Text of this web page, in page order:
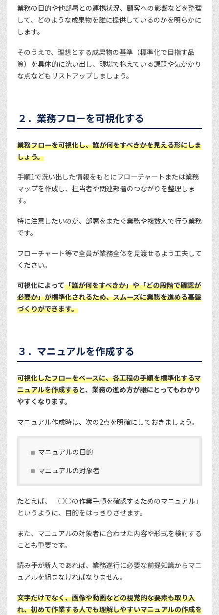
業務の目的や他部署との連携状況、顧客への影響などを整理
して、どのような成果物を誰に提供しているのかを明らかに
します。
そのうえで、理想とする成果物の基準（標準化で目指す品
質）を具体的に洗い出し、現場で抱えている課題や気がかり
な点などもリストアップしましょう。
２．業務フローを可視化する
業務フローを可視化し、誰が何をすべきかを見える形にしま
しょう。
手順1で洗い出した情報をもとにフローチャートまたは業務
マップを作成し、担当者や関連部署のつながりを整理しま
す。
特に注意したいのが、部署をまたぐ業務や複数人で行う業務
です。
フローチャート等で全員が業務全体を見渡せるよう工夫して
ください。
可視化によって「誰が何をすべきか」や「どの段階で確認が
必要か」が標準化されるため、スムーズに業務を進める基盤
づくりができます。
３．マニュアルを作成する
可視化したフローをベースに、各工程の手順を標準化するマ
ニュアルを作成すると、業務の進め方が誰にとってもわかり
やすくなります。
マニュアル作成時は、次の2点を明確にしておきましょう。
マニュアルの目的
マニュアルの対象者
たとえば、「○○の作業手順を確認するためのマニュアル」
というように、目的をはっきりさせます。
また、マニュアルの対象者に合わせた内容や形式を検討する
ことも重要です。
読み手が新人であれば、業務遂行に必要な前提知識からマニ
ュアルを組まなければなりません。
文字だけでなく、画像や動画などの視覚的な要素も取り入
れ、初めて作業する人でも理解しやすいマニュアルの作成を